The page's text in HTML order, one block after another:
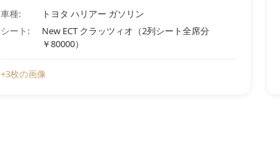
車種:
トヨタ ハリアー ガソリン
シート:
New ECT クラッツィオ（2列シート全席分
￥80000）
+3枚の画像